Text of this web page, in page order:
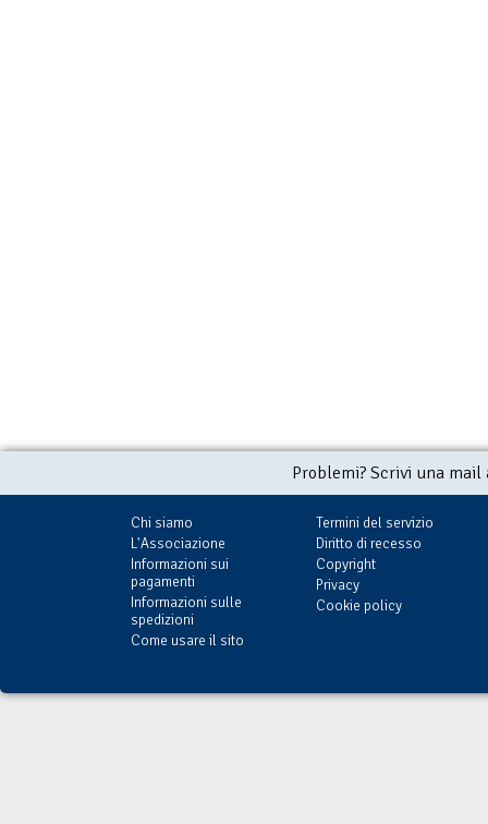
Problemi? Scrivi una
Chi siamo
L'Associazione
Informazioni sui
pagamenti
Informazioni sulle
spedizioni
Come usare il sito
Termini del servizio
Diritto di recesso
Copyright
Privacy
Cookie policy